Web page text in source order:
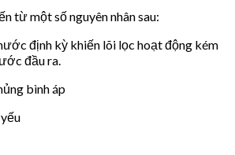
từ một số nguyên nhân sau:
định kỳ khiến lõi lọc hoạt động kém
đầu ra.
bình áp